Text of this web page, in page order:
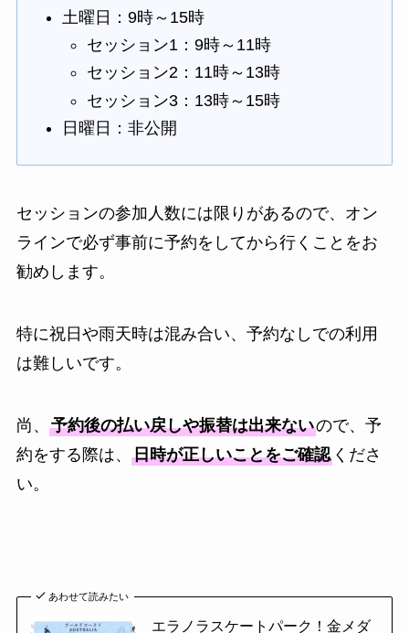
土曜日：9時～15時
セッション1：9時～11時
セッション2：11時～13時
セッション3：13時～15時
日曜日：非公開
セッションの参加人数には限りがあるので、オン
ラインで必ず事前に予約をしてから行くことをお
勧めします。
特に祝日や雨天時は混み合い、予約なしでの利用
は難しいです。
尚、 予約後の払い戻しや振替は出来ないので、予
約をする際は、 日時が正しいことをご確認くださ
い。
あわせて読みたい
エラノラスケートパーク！金メダ